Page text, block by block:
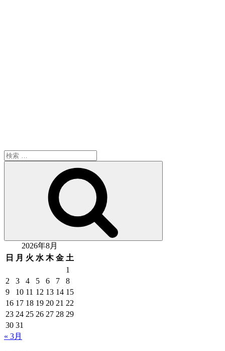
検
索:
2026年8月
日
月 火 水 木 金 土
1
2
3 4 5 6 7
8
9
10 11 12 13 14 15
16 17 18 19 20 21 22
23 24 25 26 27 28 29
30 31
« 3月